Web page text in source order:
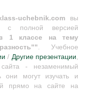
klass-uchebnik.comвы
с полной версией
1 классе на тему
. Учебное
/ Другие презентации,
- незаменимый
они могут изучать и
прямо на сайте на